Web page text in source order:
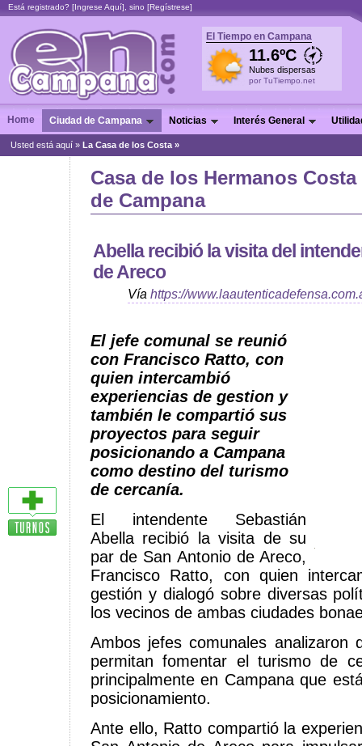
Está registrado? [Ingrese Aquí], sino [Regístrese]
El Tiempo en Campana
11.6ºC
Nubes dispersas
por TuTiempo.net
Home Ciudad de Campana Noticias Interés General
Usted está aquí » La Casa de los Costa »
Casa de los Hermanos
de Campana
Abella recibió la visita del
de Areco
Vía https://
El jefe comunal se reunió
con Francisco Ratto, con
quien intercambió
experiencias de gestion y
también le compartió sus
proyectos para seguir
posicionando a Campana
como destino del turismo
de cercanía.
El intendente Sebastián
Abella recibió la visita de su
par de San Antonio de Areco,
Francisco Ratto, con quien
gestión y dialogó sobre diversas
los vecinos de ambas ciudades
Ambos jefes comunales analizaron
permitan fomentar el turismo de
principalmente en Campana que
posicionamiento.
Ante ello, Ratto compartió la